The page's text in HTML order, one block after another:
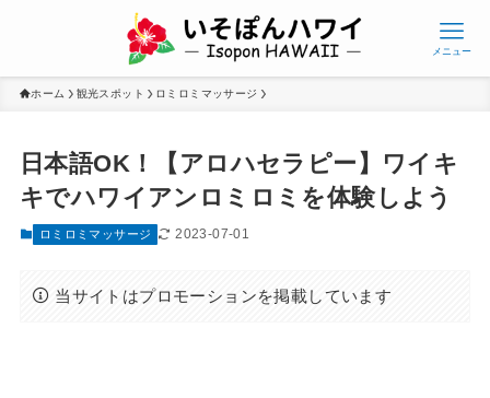
メニュー
ホーム 観光スポット ロミロミマッサージ
日本語OK！【アロハセラピー】ワイキ
キでハワイアンロミロミを体験しよう
ロミロミマッサージ 2023-07-01
当サイトはプロモーションを掲載しています